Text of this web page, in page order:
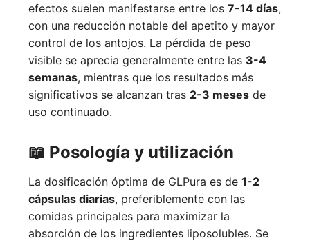
efectos suelen manifestarse entre los 7-14 días,
con una reducción notable del apetito y mayor
control de los antojos. La pérdida de peso
visible se aprecia generalmente entre las 3-4
semanas, mientras que los resultados más
significativos se alcanzan tras 2-3 meses de
uso continuado.
📖 Posología y utilización
La dosificación óptima de GLPura es de 1-2
cápsulas diarias, preferiblemente con las
comidas principales para maximizar la
absorción de los ingredientes liposolubles. Se